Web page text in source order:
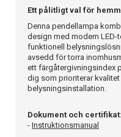
Ett pålitligt val för
Denna pendellampa
design med modern
funktionell
avsedd för torra
ett färgåtergivningsindex
dig som prioriterar
belysningsinstallation.
Dokument och certifikat:
- Instruktionsmanual